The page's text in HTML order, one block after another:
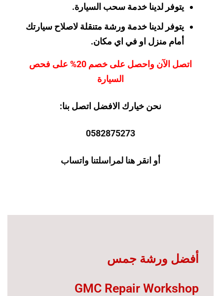
يتوفر لدينا خدمة سحب السيارة.
يتوفر لدينا خدمة ورشة متنقلة لاصلاح سيارتك
أمام منزل او في اي مكان.
اتصل الآن واحصل على خصم 20% على فحص
السيارة
نحن خيارك الافضل اتصل بنا:
0582875273
أو انقر هنا لمراسلتنا واتساب
أفضل ورشة جمس
GMC Repair Workshop